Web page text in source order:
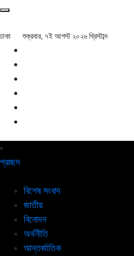
ঢাকা শুক্রবার, ৭ই আগস্ট ২০২৬ খ্রিস্টাব্দ
প্রচ্ছদ
বিশেষ সংবাদ
জাতীয়
বিনোদন
অর্থনীতি
আন্তর্জাতিক